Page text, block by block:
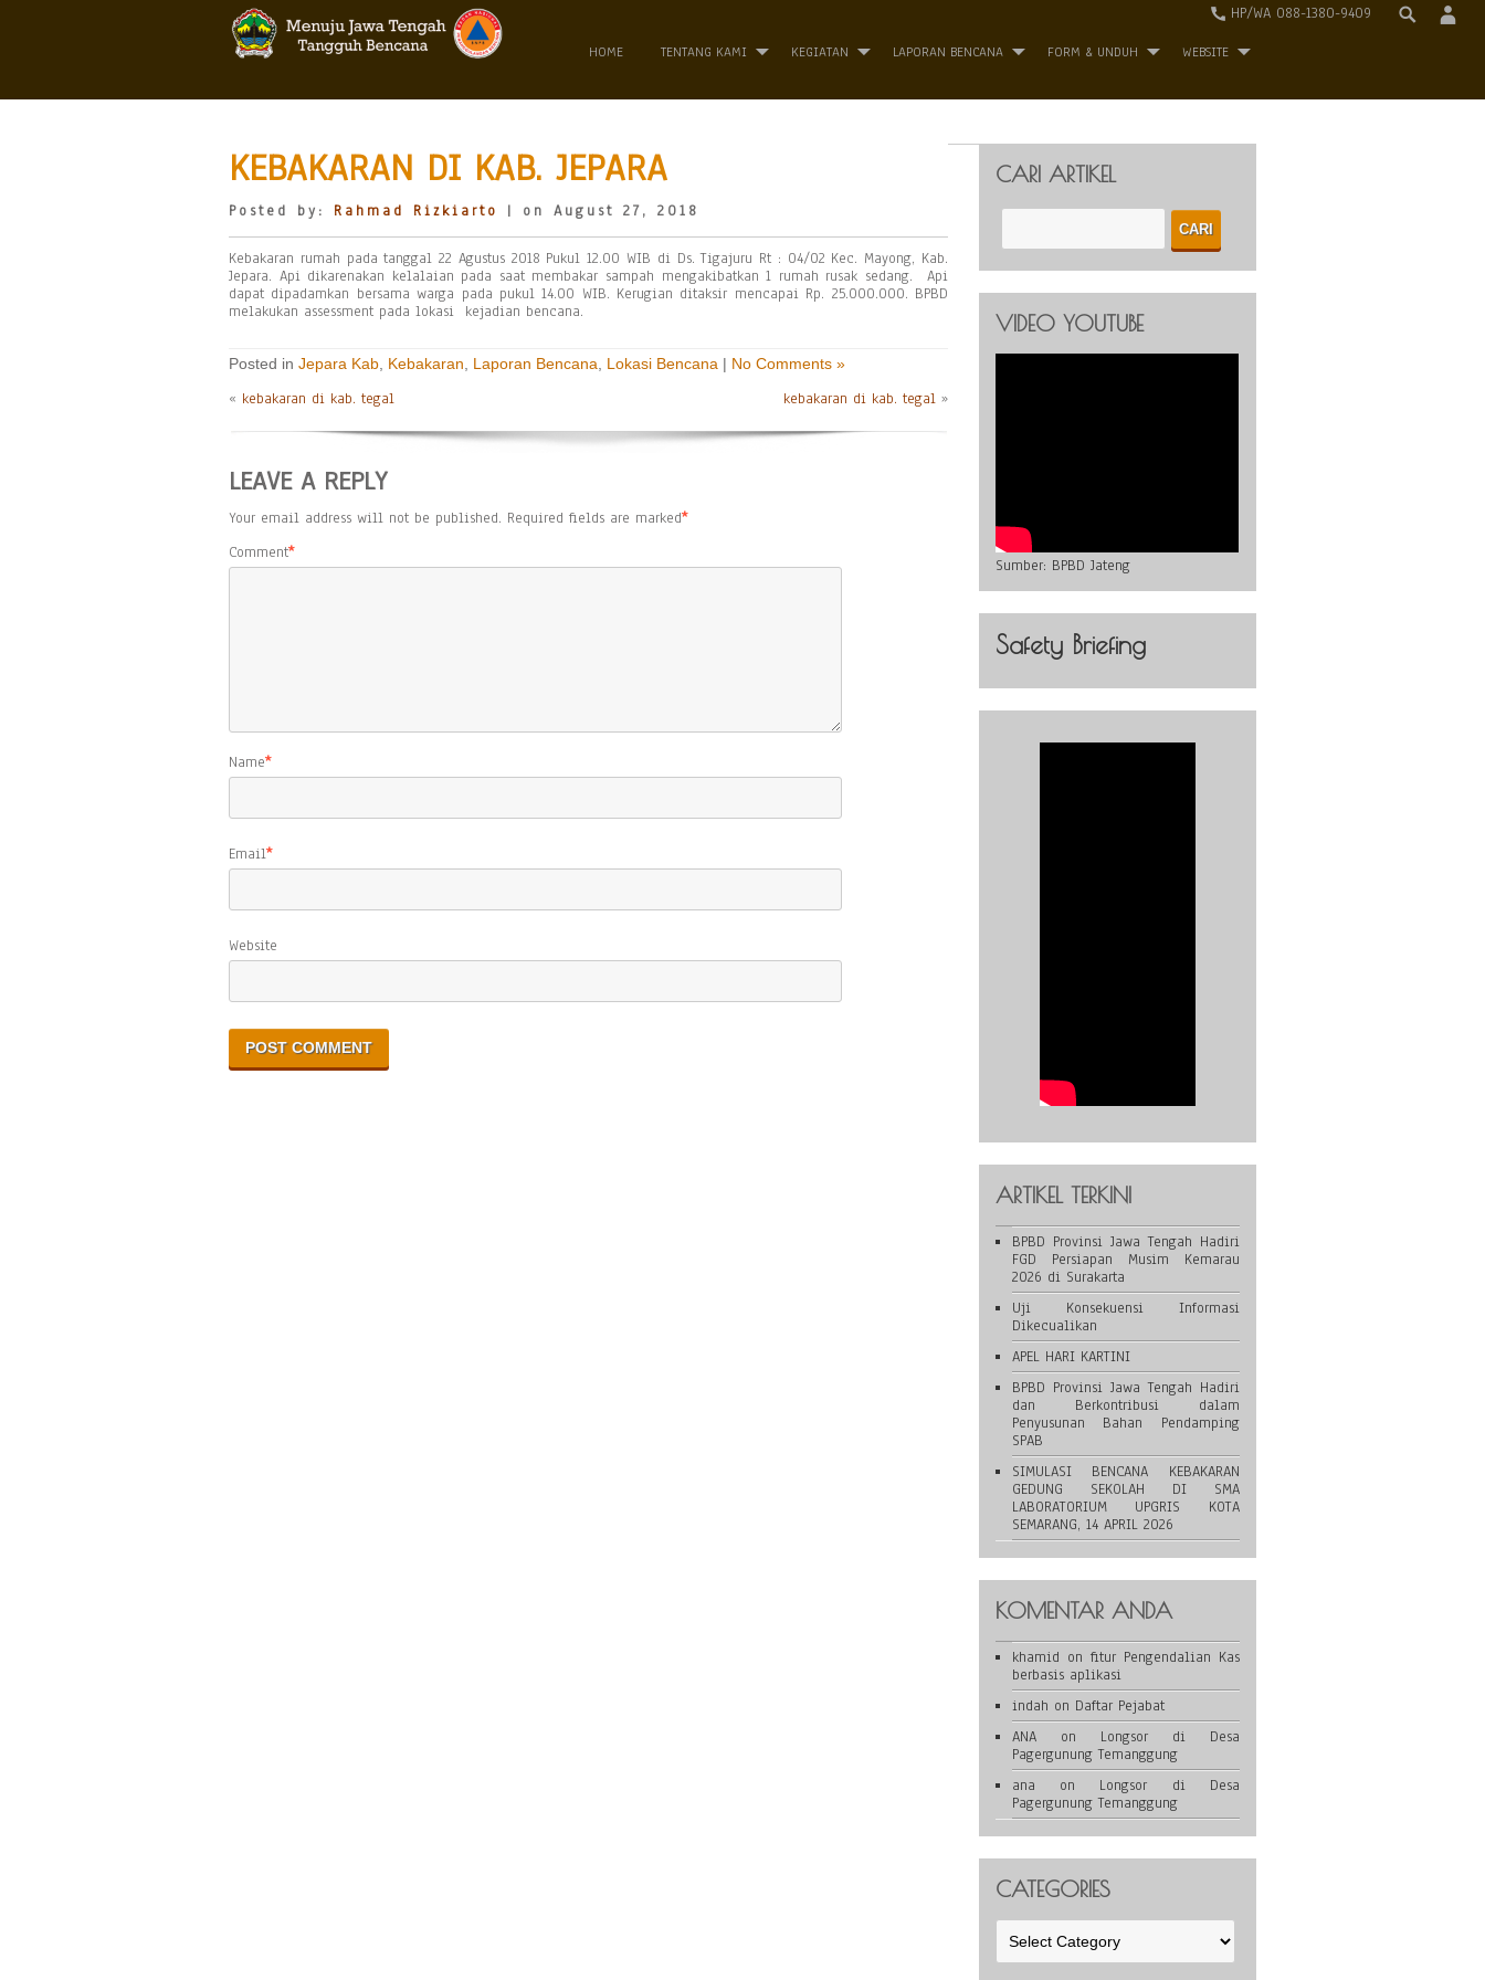
HP/WA 088-1380-9409
HOME TENTANG KAMI KEGIATAN LAPORAN BENCANA FORM & UNDUH WEBSITE
KEBAKARAN DI KAB. JEPARA
Posted by: Rahmad Rizkiarto | on August 27, 2018
Kebakaran rumah pada tanggal 22 Agustus 2018 Pukul 12.00 WIB di Ds. Tigajuru Rt : 04/02 Kec. Mayong, Kab.
Jepara. Api dikarenakan kelalaian pada saat membakar sampah mengakibatkan 1 rumah rusak sedang. Api
dapat dipadamkan bersama warga pada pukul 14.00 WIB. Kerugian ditaksir mencapai Rp. 25.000.000. BPBD
melakukan assessment pada lokasi kejadian bencana.
Posted in Jepara Kab Kebakaran Laporan Bencana Lokasi Bencana | No Comments »
« kebakaran di kab. tegal kebakaran di kab. tegal »
LEAVE A REPLY
Your email address will not be published. Required fields are marked*
Comment*
Name*
Email*
Website
CARI ARTIKEL
VIDEO YOUTUBE
Sumber: BPBD Jateng
Safety Briefing
ARTIKEL TERKINI
BPBD Provinsi Jawa Tengah Hadiri
FGD Persiapan Musim Kemarau
2026 di Surakarta
Uji Konsekuensi Informasi
Dikecualikan
APEL HARI KARTINI
BPBD Provinsi Jawa Tengah Hadiri
dan Berkontribusi dalam
Penyusunan Bahan Pendamping
SPAB
SIMULASI BENCANA KEBAKARAN
GEDUNG SEKOLAH DI SMA
LABORATORIUM UPGRIS KOTA
SEMARANG, 14 APRIL 2026
KOMENTAR ANDA
khamid on fitur Pengendalian Kas
berbasis aplikasi
indah on Daftar Pejabat
ANAon Longsor di Desa
Pagergunung Temanggung
ana on Longsor di Desa
Pagergunung Temanggung
CATEGORIES
Categories